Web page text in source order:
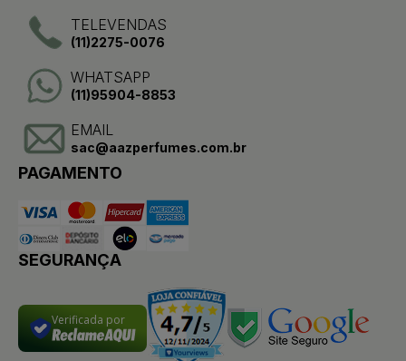
TELEVENDAS
(11)2275-0076
WHATSAPP
(11)95904-8853
EMAIL
sac@aazperfumes.com.br
PAGAMENTO
SEGURANÇA
Verificada por